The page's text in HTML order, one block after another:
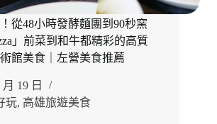
從48小時發酵麵團到90秒窯
」前菜到和牛都精彩的高質
館美食｜左營美食推薦
19 日
玩, 高雄旅遊美食